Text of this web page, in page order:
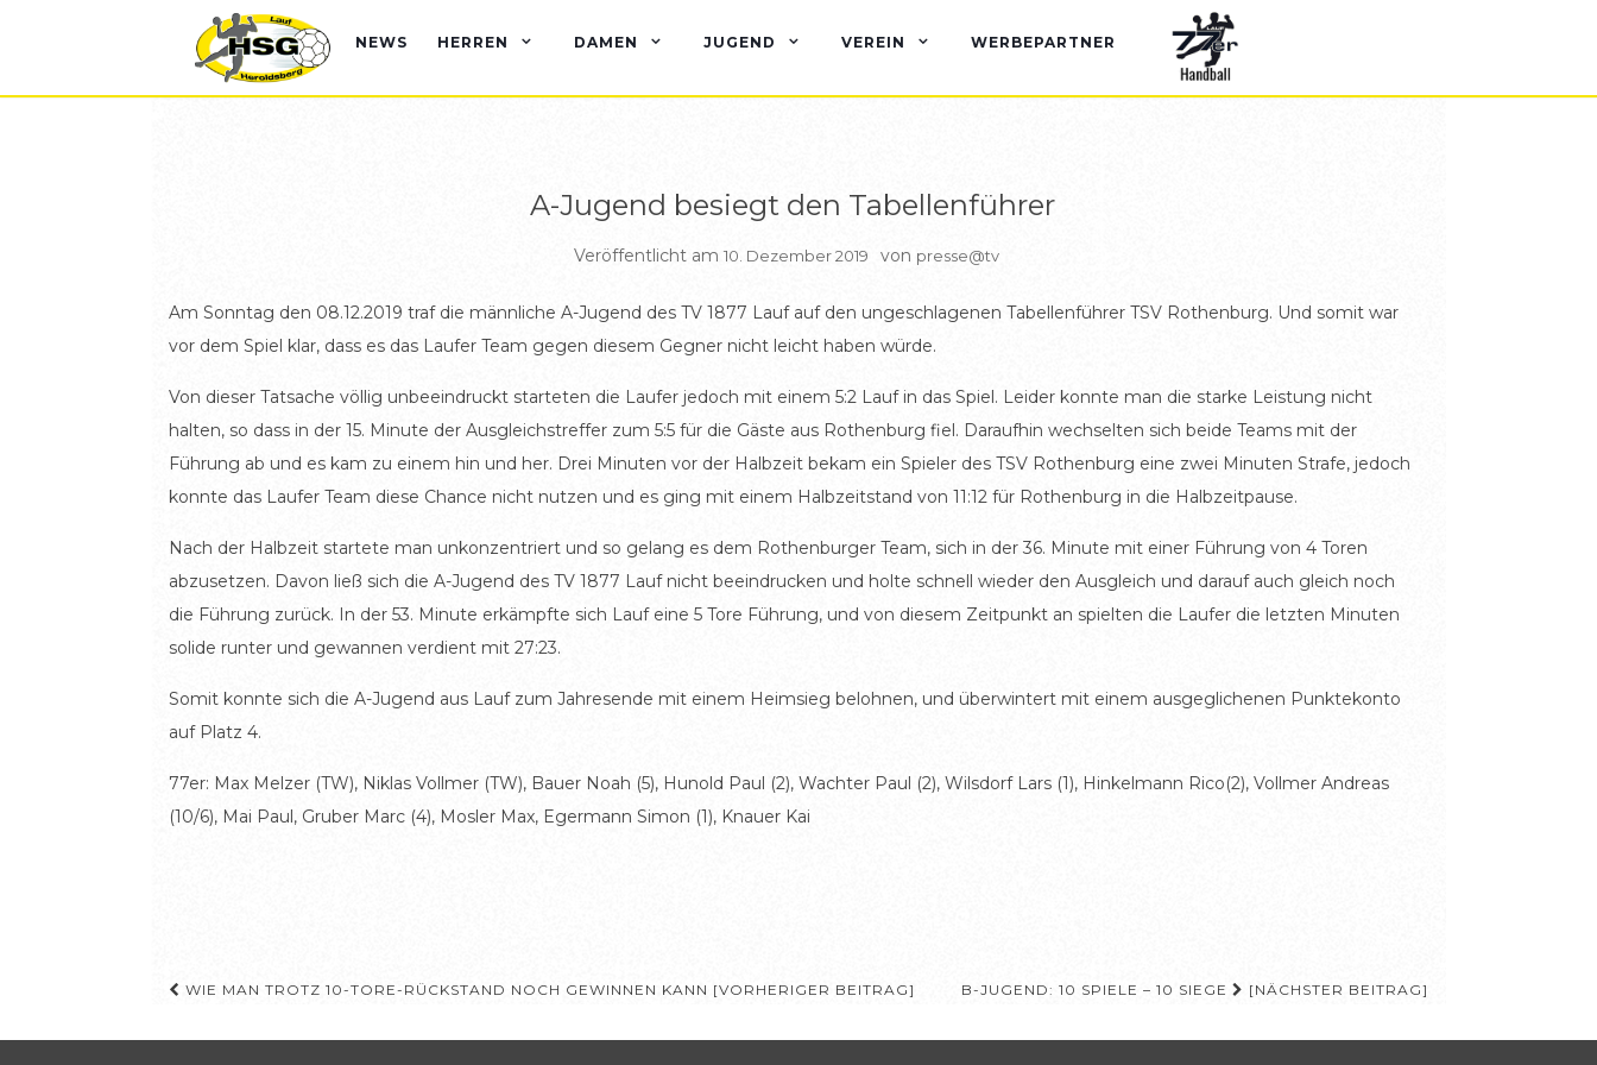
NEWS HERREN DAMEN JUGEND VEREIN WERBEPARTNER
A-Jugend besiegt den Tabellenführer
Veröffentlicht am 10. Dezember 2019 von presse@tv
Am Sonntag den 08.12.2019 traf die männliche A-Jugend des TV 1877 Lauf auf den ungeschlagenen Tabellenführer TSV Rothenburg. Und somit war
vor dem Spiel klar, dass es das Laufer Team gegen diesem Gegner nicht leicht haben würde.
Von dieser Tatsache völlig unbeeindruckt starteten die Laufer jedoch mit einem 5:2 Lauf in das Spiel. Leider konnte man die starke Leistung nicht
halten, so dass in der 15. Minute der Ausgleichstreffer zum 5:5 für die Gäste aus Rothenburg fiel. Daraufhin wechselten sich beide Teams mit der
Führung ab und es kam zu einem hin und her. Drei Minuten vor der Halbzeit bekam ein Spieler des TSV Rothenburg eine zwei Minuten Strafe, jedoch
konnte das Laufer Team diese Chance nicht nutzen und es ging mit einem Halbzeitstand von 11:12 für Rothenburg in die Halbzeitpause.
Nach der Halbzeit startete man unkonzentriert und so gelang es dem Rothenburger Team, sich in der 36. Minute mit einer Führung von 4 Toren
abzusetzen. Davon ließ sich die A-Jugend des TV 1877 Lauf nicht beeindrucken und holte schnell wieder den Ausgleich und darauf auch gleich noch
die Führung zurück. In der 53. Minute erkämpfte sich Lauf eine 5 Tore Führung, und von diesem Zeitpunkt an spielten die Laufer die letzten Minuten
solide runter und gewannen verdient mit 27:23.
Somit konnte sich die A-Jugend aus Lauf zum Jahresende mit einem Heimsieg belohnen, und überwintert mit einem ausgeglichenen Punktekonto
auf Platz 4.
77er: Max Melzer (TW), Niklas Vollmer (TW), Bauer Noah (5), Hunold Paul (2), Wachter Paul (2), Wilsdorf Lars (1), Hinkelmann Rico(2), Vollmer Andreas
(10/6), Mai Paul, Gruber Marc (4), Mosler Max, Egermann Simon (1), Knauer Kai
Beitragsnavigation
WIE MAN TROTZ 10-TORE-RÜCKSTAND NOCH GEWINNEN KANN [VORHERIGER BEITRAG] B-JUGEND: 10 SPIELE – 10 SIEGE [NÄCHSTER BEITRAG]